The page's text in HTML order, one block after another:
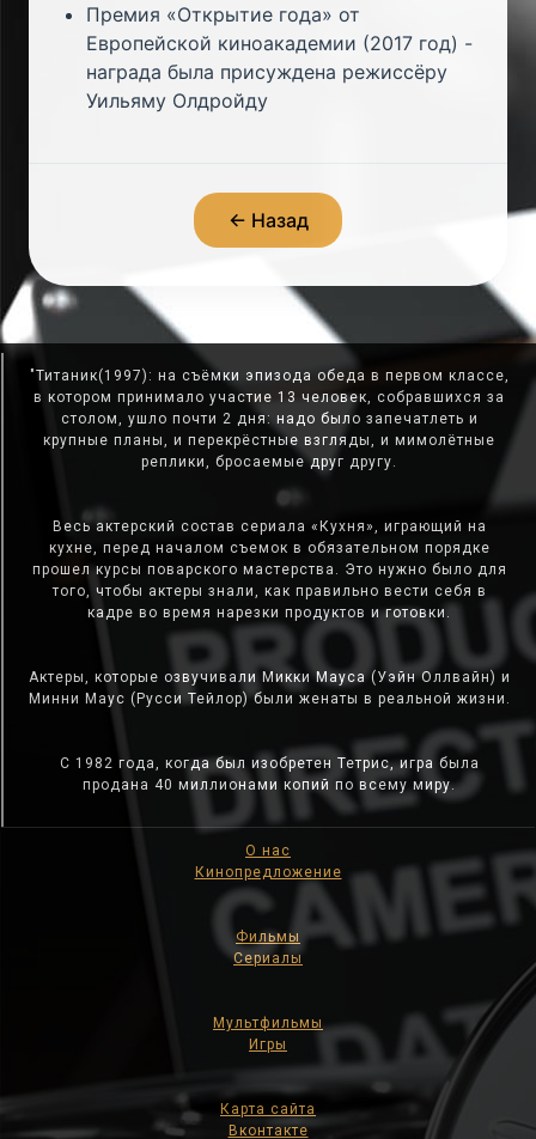
Премия «Открытие года» от
Европейской киноакадемии (2017 год) -
награда была присуждена режиссёру
Уильяму Олдройду
← Назад
"Титаник(1997): на съёмки эпизода обеда в первом классе,
в котором принимало участие 13 человек, собравшихся за
столом, ушло почти 2 дня: надо было запечатлеть и
крупные планы, и перекрёстные взгляды, и мимолётные
реплики, бросаемые друг другу.
Весь актерский состав сериала «Кухня», играющий на
кухне, перед началом съемок в обязательном порядке
прошел курсы поварского мастерства. Это нужно было для
того, чтобы актеры знали, как правильно вести себя в
кадре во время нарезки продуктов и готовки.
Актеры, которые озвучивали Микки Мауса (Уэйн Оллвайн) и
Минни Маус (Русси Тейлор) были женаты в реальной жизни.
С 1982 года, когда был изобретен Тетрис, игра была
продана 40 миллионами копий по всему миру.
О нас
Кинопредложение
Фильмы
Сериалы
Мультфильмы
Игры
Карта сайта
Вконтакте